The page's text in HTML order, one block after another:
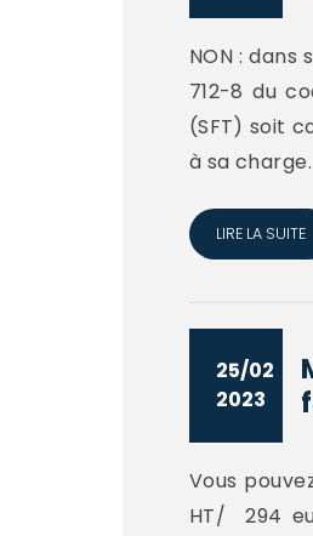
NON : dans
712-8 du
(SFT) soit
à sa charge.
LIRE LA SUITE
25/02
2023
Vous
HT/ 294